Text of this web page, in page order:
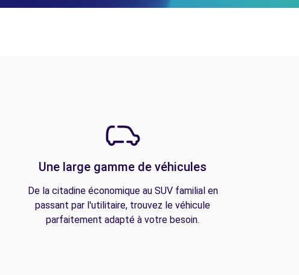
Une large gamme de véhicules
De la citadine économique au SUV familial en
passant par l'utilitaire, trouvez le véhicule
parfaitement adapté à votre besoin.